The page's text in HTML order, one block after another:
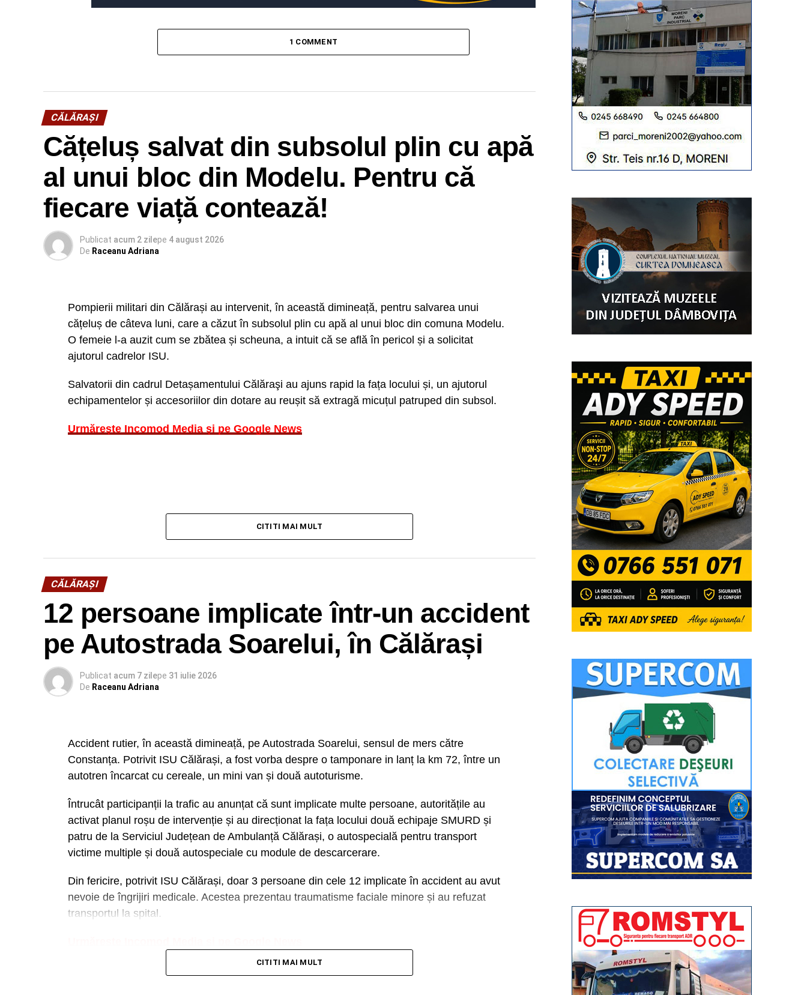
1 COMMENT
CĂLĂRAŞI
Cățeluș salvat din subsolul plin cu apă
al unui bloc din Modelu. Pentru că
fiecare viață contează!
Publicat acum 2 zilepe 4 august 2026
De Raceanu Adriana
Pompierii militari din Călărași au intervenit, în această dimineață, pentru salvarea unui
cățeluș de câteva luni, care a căzut în subsolul plin cu apă al unui bloc din comuna Modelu.
O femeie l-a auzit cum se zbătea și scheuna, a intuit că se află în pericol și a solicitat
ajutorul cadrelor ISU.
Salvatorii din cadrul Detașamentului Călăraşi au ajuns rapid la fața locului și, un ajutorul
echipamentelor și accesoriilor din dotare au reușit să extragă micuțul patruped din subsol.
Urmărește Incomod Media și pe Google News
CITITI MAI MULT
CĂLĂRAŞI
12 persoane implicate într-un accident
pe Autostrada Soarelui, în Călărași
Publicat acum 7 zilepe 31 iulie 2026
De Raceanu Adriana
Accident rutier, în această dimineață, pe Autostrada Soarelui, sensul de mers către
Constanța. Potrivit ISU Călărași, a fost vorba despre o tamponare in lanț la km 72, între un
autotren încarcat cu cereale, un mini van și două autoturisme.
Întrucât participanții la trafic au anunțat că sunt implicate multe persoane, autoritățile au
activat planul roșu de intervenție și au direcționat la fața locului două echipaje SMURD și
patru de la Serviciul Județean de Ambulanță Călărași, o autospecială pentru transport
victime multiple și două autospeciale cu module de descarcerare.
Din fericire, potrivit ISU Călărași, doar 3 persoane din cele 12 implicate în accident au avut
nevoie de îngrijiri medicale. Acestea prezentau traumatisme faciale minore și au refuzat
transportul la spital.
CITITI MAI MULT